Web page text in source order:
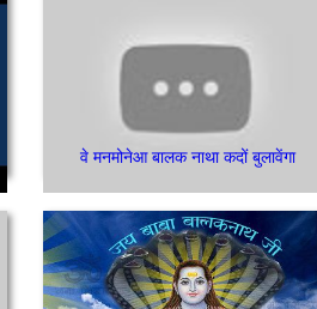
वे मनमोनेआ बालक नाथा कदों बुलावेंगा